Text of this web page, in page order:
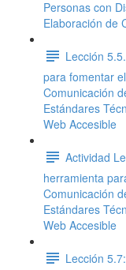
Personas con
Elaboración de
Lección
para fomentar
Comunicación
Estándares
Web Accesible
Actividad
herramienta
Comunicación
Estándares
Web Accesible
Lección